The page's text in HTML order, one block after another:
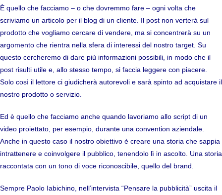
È quello che facciamo – o che dovremmo fare – ogni volta che
scriviamo un articolo per il blog di un cliente. Il post non verterà sul
prodotto che vogliamo cercare di vendere, ma si concentrerà su un
argomento che rientra nella sfera di interessi del nostro target. Su
questo cercheremo di dare più informazioni possibili, in modo che il
post risulti utile e, allo stesso tempo, si faccia leggere con piacere.
Solo così il lettore ci giudicherà autorevoli e sarà spinto ad acquistare il
nostro prodotto o servizio.
Ed è quello che facciamo anche quando lavoriamo allo script di un
video proiettato, per esempio, durante una convention aziendale.
Anche in questo caso il nostro obiettivo è creare una storia che sappia
intrattenere e coinvolgere il pubblico, tenendolo lì in ascolto. Una storia
raccontata con un tono di voce riconoscibile, quello del brand.
Sempre Paolo Iabichino, nell’intervista “Pensare la pubblicità” uscita il